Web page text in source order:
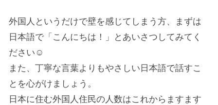
外国人というだけで壁を感じてしまう方、まずは
日本語で「こんにちは！」とあいさつしてみてく
ださい☺
また、丁寧な言葉よりもやさしい日本語で話すこ
とを心がけましょう。
日本に住む外国人住民の人数はこれからますます